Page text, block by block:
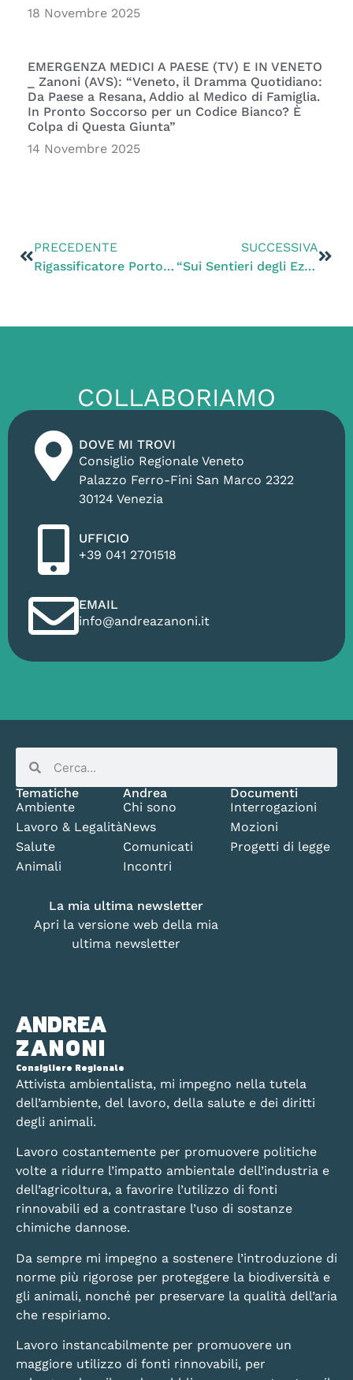
18 Novembre 2025
EMERGENZA MEDICI A PAESE (TV) E IN VENETO
_ Zanoni (AVS): “Veneto, il Dramma Quotidiano:
Da Paese a Resana, Addio al Medico di Famiglia.
In Pronto Soccorso per un Codice Bianco? È
Colpa di Questa Giunta”
14 Novembre 2025
PRECEDENTE
Rigassificatore Porto Viro, Zanoni: “L’Ue verifiche le conseguenze sull’ecosistema marino”
SUCCESSIVA
“Sui Sentieri degli Ezzelini” (TV), Zanoni: “Tutelare la natura di tutti e non il business di pochi”
COLLABORIAMO
DOVE MI TROVI
Consiglio Regionale Veneto
Palazzo Ferro-Fini San Marco 2322
30124 Venezia
UFFICIO
+39 041 2701518
EMAIL
info@andreazanoni.it
ANDREA
ZANONI
Consigliere Regionale
Attivista ambientalista, mi impegno nella tutela
dell’ambiente, del lavoro, della salute e dei diritti
degli animali.
Lavoro costantemente per promuovere politiche
volte a ridurre l’impatto ambientale dell’industria e
dell’agricoltura, a favorire l’utilizzo di fonti
rinnovabili ed a contrastare l’uso di sostanze
chimiche dannose.
Da sempre mi impegno a sostenere l’introduzione di
norme più rigorose per proteggere la biodiversità e
gli animali, nonché per preservare la qualità dell’aria
che respiriamo.
Lavoro instancabilmente per promuovere un
maggiore utilizzo di fonti rinnovabili, per
Tematiche
Ambiente
Lavoro & Legalità
Salute
Animali
Andrea
Chi sono
News
Comunicati
Incontri
Documenti
Interrogazioni
Mozioni
Progetti di legge
La mia ultima newsletter
Apri la versione web della mia
ultima newsletter